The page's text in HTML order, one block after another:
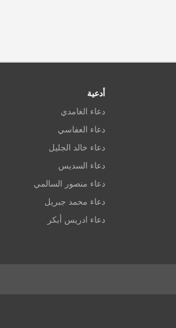
أدعية
دعاء الغامدي
دعاء العفاسي
دعاء خالد الجليل
دعاء السديس
دعاء منصور السالمي
دعاء محمد جبريل
دعاء ادريس أبكر